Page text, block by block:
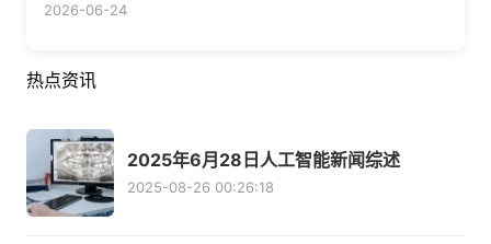
2026-06-24
热点资讯
2025年6月28日人工智能新闻综述
2025-08-26 00:26:18